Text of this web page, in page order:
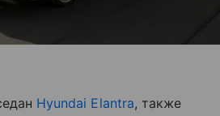
Hyundai Elantra, также